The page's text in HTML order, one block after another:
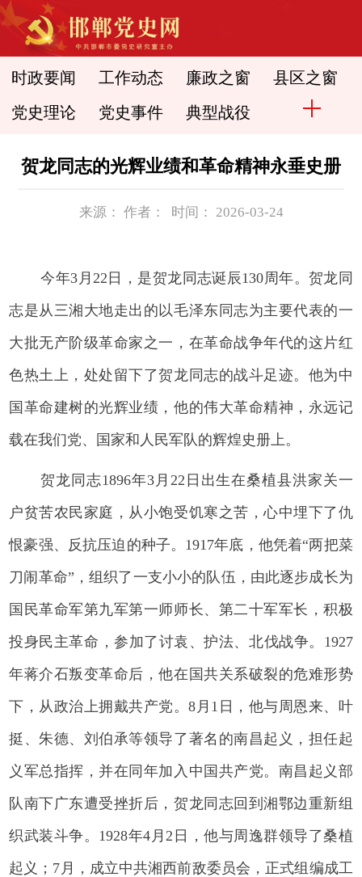
时政要闻 工作动态 廉政之窗 县区之窗
党史理论 党史事件 典型战役
贺龙同志的光辉业绩和革命精神永垂史册
来源： 作者： 时间： 2026-03-24
今年3月22日，是贺龙同志诞辰130周年。贺龙同
志是从三湘大地走出的以毛泽东同志为主要代表的一
大批无产阶级革命家之一，在革命战争年代的这片红
色热土上，处处留下了贺龙同志的战斗足迹。他为中
国革命建树的光辉业绩，他的伟大革命精神，永远记
载在我们党、国家和人民军队的辉煌史册上。
贺龙同志1896年3月22日出生在桑植县洪家关一
户贫苦农民家庭，从小饱受饥寒之苦，心中埋下了仇
恨豪强、反抗压迫的种子。1917年底，他凭着“两把菜
刀闹革命”，组织了一支小小的队伍，由此逐步成长为
国民革命军第九军第一师师长、第二十军军长，积极
投身民主革命，参加了讨袁、护法、北伐战争。1927
年蒋介石叛变革命后，他在国共关系破裂的危难形势
下，从政治上拥戴共产党。8月1日，他与周恩来、叶
挺、朱德、刘伯承等领导了著名的南昌起义，担任起
义军总指挥，并在同年加入中国共产党。南昌起义部
队南下广东遭受挫折后，贺龙同志回到湘鄂边重新组
织武装斗争。1928年4月2日，他与周逸群领导了桑植
起义；7月，成立中共湘西前敌委员会，正式组编成工